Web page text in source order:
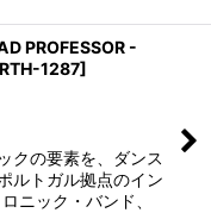
PROFESSOR -
1287]
クの要素を、ダンス
ルトガル拠点のイン
ニック・バンド、